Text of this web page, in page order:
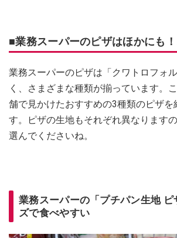
■業務スーパーのピザはほかにも
業務スーパーのピザは「クワトロフォ
く、さまざまな種類が揃っています。
舗で見かけたおすすめの3種類のピザを
す。ピザの生地もそれぞれ異なります
選んでくださいね。
業務スーパーの「プチパン生地 ピ
ズで食べやすい